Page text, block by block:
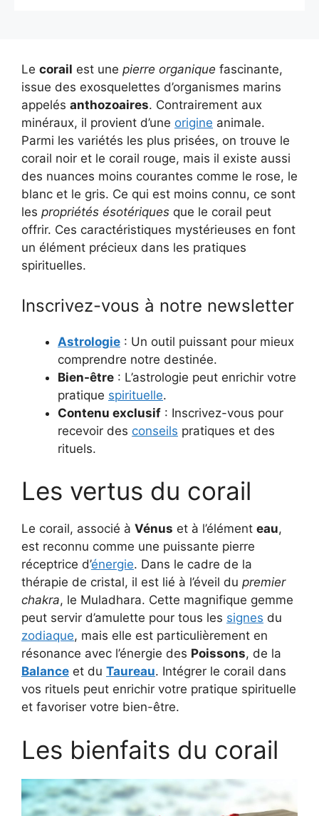
Le corail est une pierre organique fascinante,
issue des exosquelettes d’organismes marins
appelés anthozoaires. Contrairement aux
minéraux, il provient d’une origine animale.
Parmi les variétés les plus prisées, on trouve le
corail noir et le corail rouge, mais il existe aussi
des nuances moins courantes comme le rose, le
blanc et le gris. Ce qui est moins connu, ce sont
les propriétés ésotériques que le corail peut
offrir. Ces caractéristiques mystérieuses en font
un élément précieux dans les pratiques
spirituelles.
Inscrivez-vous à notre newsletter
Astrologie : Un outil puissant pour mieux
comprendre notre destinée.
Bien-être : L’astrologie peut enrichir votre
pratique spirituelle.
Contenu exclusif : Inscrivez-vous pour
recevoir des conseils pratiques et des
rituels.
Les vertus du corail
Le corail, associé à Vénus et à l’élément eau,
est reconnu comme une puissante pierre
réceptrice d’énergie. Dans le cadre de la
thérapie de cristal, il est lié à l’éveil du premier
chakra, le Muladhara. Cette magnifique gemme
peut servir d’amulette pour tous les signes du
zodiaque, mais elle est particulièrement en
résonance avec l’énergie des Poissons, de la
Balance et du Taureau. Intégrer le corail dans
vos rituels peut enrichir votre pratique spirituelle
et favoriser votre bien-être.
Les bienfaits du corail